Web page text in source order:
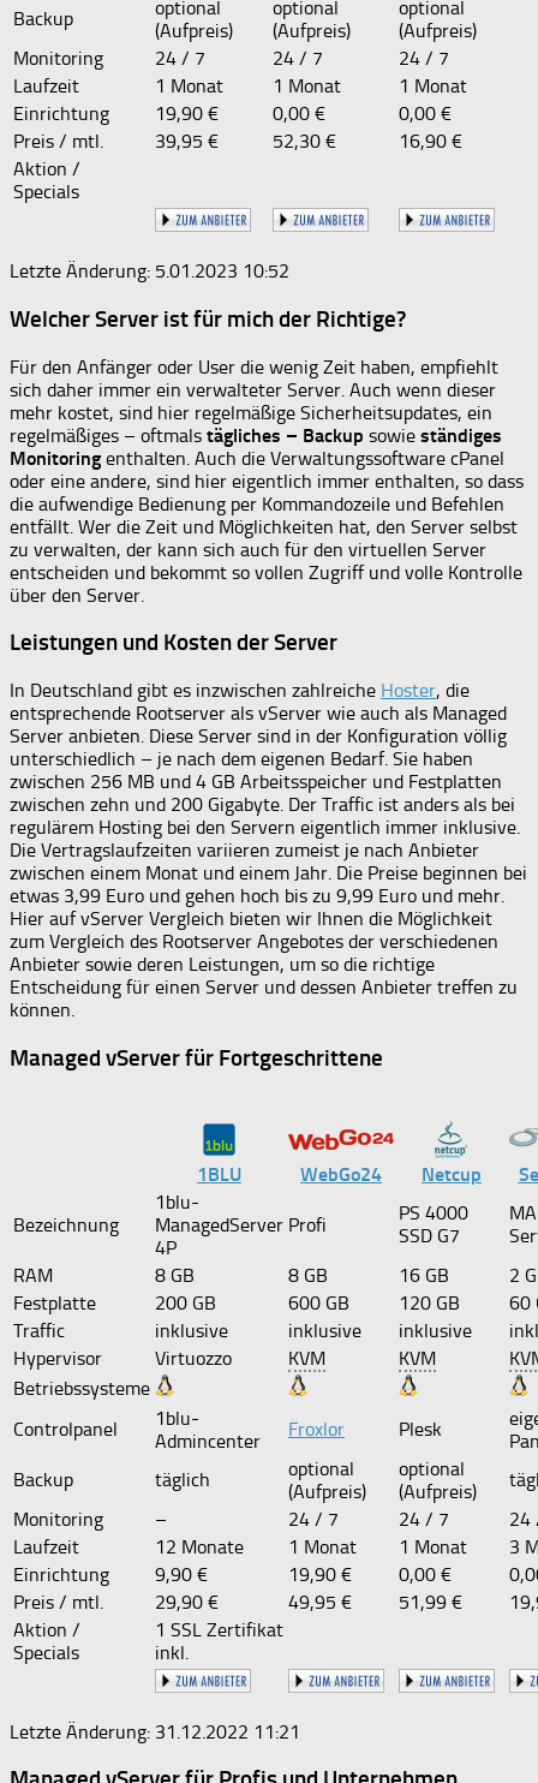
Backup
optional
(Aufpreis)
optional
(Aufpreis)
optional
(Aufpreis)
Monitoring
24 / 7 24 / 7
24 / 7
Laufzeit
1 Monat 1 Monat
1 Monat
Einrichtung
19,90 € 0,00 €
0,00 €
Preis / mtl.
39,95 € 52,30 €
16,90 €
Aktion /
Specials
Letzte Änderung: 5.01.2023 10:52
Welcher Server ist für mich der Richtige?
Für den Anfänger oder User die wenig Zeit haben, empfiehlt
sich daher immer ein verwalteter Server. Auch wenn dieser
mehr kostet, sind hier regelmäßige Sicherheitsupdates, ein
regelmäßiges – oftmals tägliches – Backup sowie ständiges
Monitoring enthalten. Auch die Verwaltungssoftware cPanel
oder eine andere, sind hier eigentlich immer enthalten, so dass
die aufwendige Bedienung per Kommandozeile und Befehlen
entfällt. Wer die Zeit und Möglichkeiten hat, den Server selbst
zu verwalten, der kann sich auch für den virtuellen Server
entscheiden und bekommt so vollen Zugriff und volle Kontrolle
über den Server.
Leistungen und Kosten der Server
In Deutschland gibt es inzwischen zahlreiche Hoster, die
entsprechende Rootserver als vServer wie auch als Managed
Server anbieten. Diese Server sind in der Konfiguration völlig
unterschiedlich – je nach dem eigenen Bedarf. Sie haben
zwischen 256 MB und 4 GB Arbeitsspeicher und Festplatten
zwischen zehn und 200 Gigabyte. Der Traffic ist anders als bei
regulärem Hosting bei den Servern eigentlich immer inklusive.
Die Vertragslaufzeiten variieren zumeist je nach Anbieter
zwischen einem Monat und einem Jahr. Die Preise beginnen bei
etwas 3,99 Euro und gehen hoch bis zu 9,99 Euro und mehr.
Hier auf vServer Vergleich bieten wir Ihnen die Möglichkeit
zum Vergleich des Rootserver Angebotes der verschiedenen
Anbieter sowie deren Leistungen, um so die richtige
Entscheidung für einen Server und dessen Anbieter treffen zu
können.
Managed vServer für Fortgeschrittene
1BLU WebGo24 Netcup
Bezeichnung
1blu-
ManagedServer
4P
Profi
PS 4000
SSD G7
RAM
8 GB 8 GB 16 GB
2
Festplatte
200 GB 600 GB 120 GB
60
Traffic
inklusive inklusive inklusive
Hypervisor
Virtuozzo KVM KVM
Betriebssysteme
Controlpanel
1blu-
Admincenter
Froxlor Plesk
Backup
täglich
optional
(Aufpreis)
optional
(Aufpreis)
Monitoring
– 24 / 7 24 / 7
24
Laufzeit
12 Monate 1 Monat 1 Monat
3
Einrichtung
9,90 € 19,90 € 0,00 €
Preis / mtl.
29,90 € 49,95 € 51,99 €
Aktion /
Specials
1 SSL Zertifikat
inkl.
Letzte Änderung: 31.12.2022 11:21